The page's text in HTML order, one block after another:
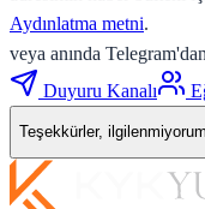
Aydınlatma metni.
veya anında Telegram'dan
Duyuru Kanalı
Teşekkürler, ilgilenmiyorum